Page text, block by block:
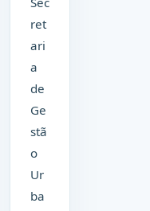
ret
ari
a
de
Ge
stã
o
Ur
ba